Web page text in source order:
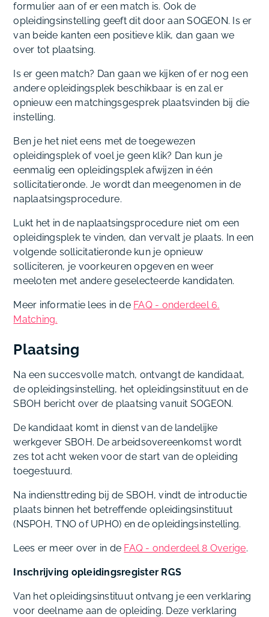
formulier aan of er een match is. Ook de
opleidingsinstelling geeft dit door aan SOGEON. Is er
van beide kanten een positieve klik, dan gaan we
over tot plaatsing.
Is er geen match? Dan gaan we kijken of er nog een
andere opleidingsplek beschikbaar is en zal er
opnieuw een matchingsgesprek plaatsvinden bij die
instelling.
Ben je het niet eens met de toegewezen
opleidingsplek of voel je geen klik? Dan kun je
eenmalig een opleidingsplek afwijzen in één
sollicitatieronde. Je wordt dan meegenomen in de
naplaatsingsprocedure.
Lukt het in de naplaatsingsprocedure niet om een
opleidingsplek te vinden, dan vervalt je plaats. In een
volgende sollicitatieronde kun je opnieuw
solliciteren, je voorkeuren opgeven en weer
meeloten met andere geselecteerde kandidaten.
Meer informatie lees in de FAQ - onderdeel 6.
Matching.
Plaatsing
Na een succesvolle match, ontvangt de kandidaat,
de opleidingsinstelling, het opleidingsinstituut en de
SBOH bericht over de plaatsing vanuit SOGEON.
De kandidaat komt in dienst van de landelijke
werkgever SBOH. De arbeidsovereenkomst wordt
zes tot acht weken voor de start van de opleiding
toegestuurd.
Na indiensttreding bij de SBOH, vindt de introductie
plaats binnen het betreffende opleidingsinstituut
(NSPOH, TNO of UPHO) en de opleidingsinstelling.
Lees er meer over in de FAQ - onderdeel 8 Overige.
Inschrijving opleidingsregister RGS
Van het opleidingsinstituut ontvang je een verklaring
voor deelname aan de opleiding. Deze verklaring